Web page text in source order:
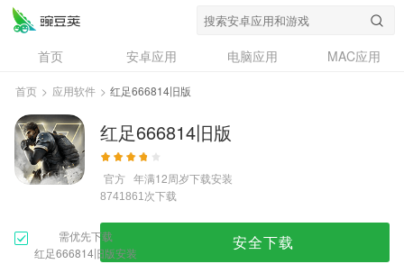
首页 安卓应用 电脑应用
MAC应用
资讯
专题
问答
首页 > 应用软件 > 红足666814旧版
红足666814旧版
官方 年满12周岁下载安装
8741861次下载
需优先下载
红足666814旧版安装
安全下载